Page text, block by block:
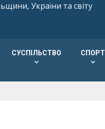
України та світу
СУСПІЛЬСТВО СПОРТ